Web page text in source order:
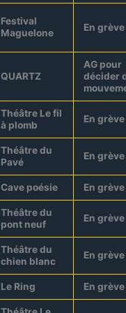
Festival
Maguelone
En grève
QUARTZ
AG pour
décider
Théâtre Le fil
à plomb
En grève
Théâtre du
Pavé
En grève
Cave poésie En grève
Théâtre du
pont neuf
En grève
Théâtre du
chien blanc
En grève
Le Ring En grève